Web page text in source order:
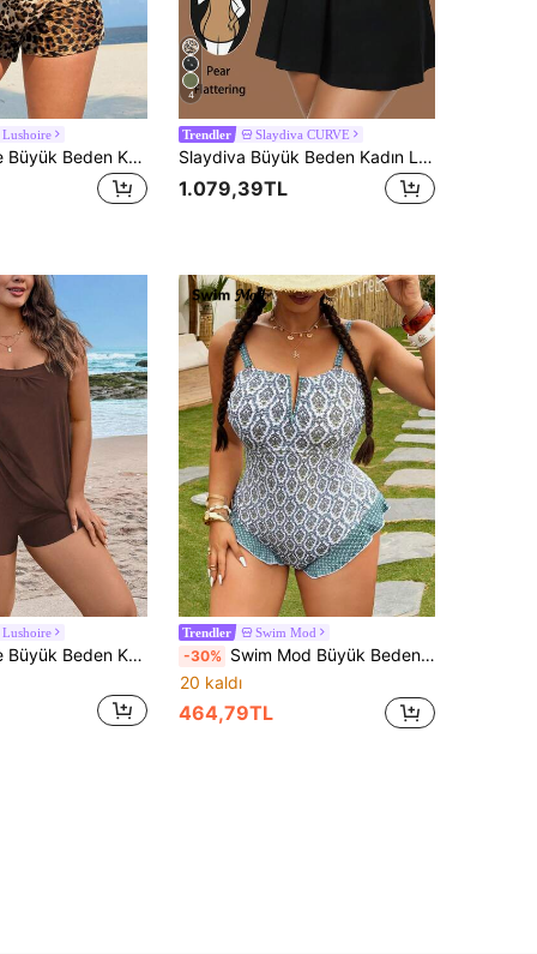
Swim Lushoire Büyük Beden Kadın Askılı Bikini Üstü, Dijital Leopar Desenli, Yaz Plaj Tatili İçin Uygun, Çita Desenli Büyük Beden Kadın Mayoları, Leopar Desenli Tek Parça İki Parça Hayvan Desenli Leopar Desenli Mayo, Leopar Desenli Mayo, Zebra Desenli Mayo, Zante Tatil Kıyafeti, Yummy Control Mayo, Hayvanat Bahçesi Kıyafetleri Kadın
4
Trendler Slaydiva CURVE
Slaydiva Büyük Beden Kadın Leopar Desenli Ayarlanabilir Askılı Mayo Elbise
1.079,39TL
Swim Lushoire Büyük Beden Kadınlar İçin 2 Parçalı Bol Kesim Rahat Düz Renk Tankini Mayo Takımı, Plaj ve Tatil İçin Uygun
Trendler Swim Mod
-30% Swim Mod Büyük Beden Kadın Minik Çiçek Desenli Tek Parça Mayo
20 kaldı
464,79TL